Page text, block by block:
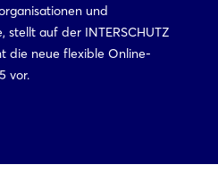
und
stellt auf der INTERSCHUTZ
die neue flexible Online-
vor.